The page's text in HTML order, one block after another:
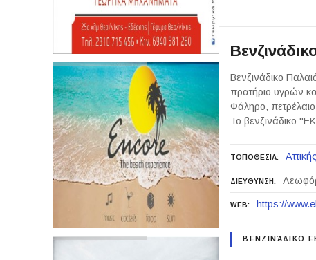
Βενζινάδικο
πρατήριο υγρών
Φάληρο,
Το βενζινάδικο
ΤΟΠΟΘΕΣΙΑ Αττικής
ΔΙΕΥΘΥΝΣΗ
WEB https://
ΒΕΝΖΙΝΆΔΙΚΟ